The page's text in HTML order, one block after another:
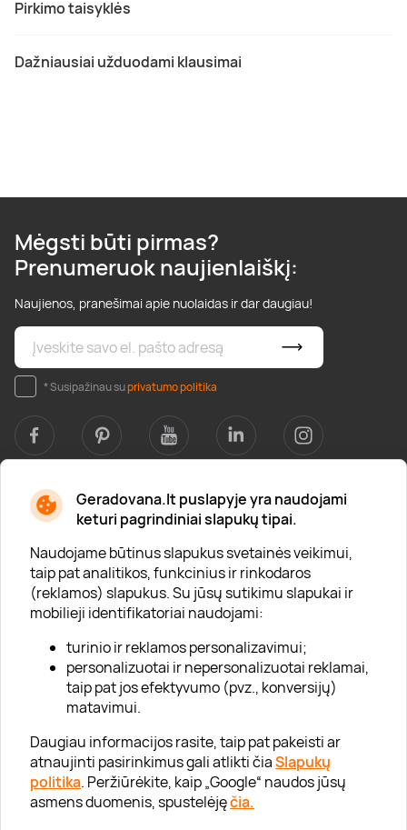
Geradovana.lt puslapyje yra naudojami
keturi pagrindiniai slapukų tipai.
Naudojame būtinus slapukus svetainės veikimui,
taip pat analitikos, funkcinius ir rinkodaros
(reklamos) slapukus. Su jūsų sutikimu slapukai ir
mobilieji identifikatoriai naudojami:
turinio ir reklamos personalizavimui;
personalizuotai ir nepersonalizuotai reklamai,
taip pat jos efektyvumo (pvz., konversijų)
matavimui.
Daugiau informacijos rasite, taip pat pakeisti ar
atnaujinti pasirinkimus gali atlikti čiaSlapukų
politika. Peržiūrėkite, kaip „Google“ naudos jūsų
asmens duomenis, spustelėjęčia.
Pirkimo taisyklės
Dažniausiai užduodami klausimai
Mėgsti būti pirmas?
Prenumeruok naujienlaiškį:
Naujienos, pranešimai apie nuolaidas ir dar daugiau!
* Susipažinau suprivatumo politika
Apie mus
Apie „Gera Dovana“
Lojalumo klubas
Karjera
Visi partneriai
Kontaktai
Tinklaraštis
Informacija